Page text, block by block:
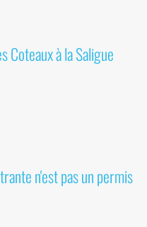
Coteaux à la Saligue
n'est pas un permis